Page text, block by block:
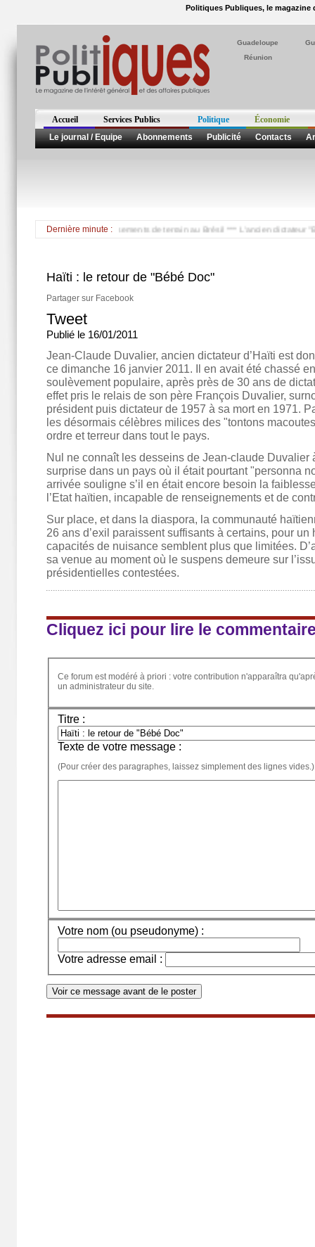
Politiques Publiques, le magazine
Guadeloupe
Réunion
Accueil Services Publics Politique
Économie
Le journal / Equipe
Abonnements Publicité Contacts
Dernière minute :
innondations et les glissements de terrain au Brésil *** L'ancien dictateur
Haïti : le retour de "Bébé Doc"
Partager sur Facebook
Tweet
Publié le 16/01/2011
Jean-Claude Duvalier, ancien dictateur d’Haïti est
ce dimanche 16 janvier 2011. Il en avait été chassé
soulèvement populaire, après près de 30 ans de
effet pris le relais de son père François Duvalier,
président puis dictateur de 1957 à sa mort en 1971.
les désormais célèbres milices des "tontons
ordre et terreur dans tout le pays.
Nul ne connaît les desseins de Jean-claude Duvalier
surprise dans un pays où il était pourtant "personna
arrivée souligne s’il en était encore besoin la
l’Etat haïtien, incapable de renseignements et de
Sur place, et dans la diaspora, la communauté
26 ans d’exil paraissent suffisants à certains, pour un
capacités de nuisance semblent plus que limitées.
sa venue au moment où le suspens demeure sur
présidentielles contestées.
Cliquez ici pour lire le
Ce forum est modéré à priori : votre contribution n'apparaîtra
un administrateur du site.
Titre :
Texte de votre message :
(Pour créer des paragraphes, laissez simplement des lignes vides.)
Votre nom (ou pseudonyme) :
Votre adresse email :